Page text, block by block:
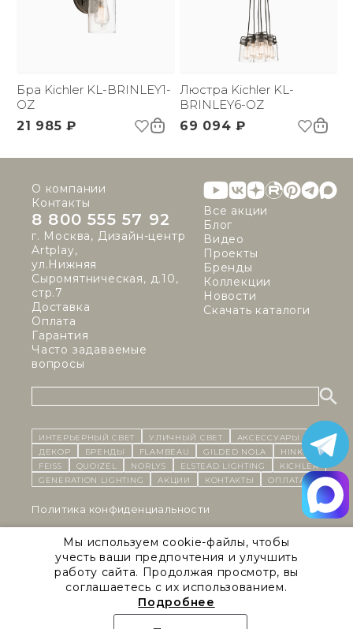
Бра Kichler KL-BRINLEY1-
OZ
21 985 ₽
Люстра Kichler KL-
BRINLEY6-OZ
69 094 ₽
О компании
Контакты
8 800 555 57 92
г. Москва, Дизайн-центр
Artplay,
ул.Нижняя
Сыромятническая, д.10,
стр.7
Доставка
Оплата
Гарантия
Часто задаваемые
вопросы
Все акции
Блог
Видео
Проекты
Бренды
Коллекции
Новости
Скачать каталоги
ИНТЕРЬЕРНЫЙ СВЕТ уличный СВЕТ
Аксессуары
декор
бренды Flambeau Gilded Nola
Hinkley
Feiss
Quoizel Norlys Elstead Lighting
Kichler
Generation Lighting
Акции контакты Оплата
Политика конфиденциальности
Cоглашение на обработку персональных данных
Публичная оферта
Мы используем cookie-файлы, чтобы
учесть ваши предпочтения и улучшить
работу сайта. Продолжая просмотр, вы
соглашаетесь с их использованием.
Подробнее